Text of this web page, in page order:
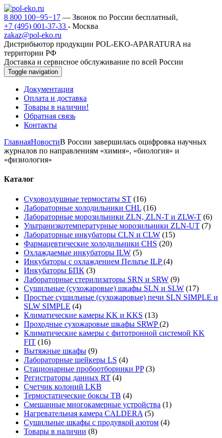
8 800 100−95−17 — Звонок по России бесплатный,
+7 (495) 001-37-33 - Москва
zakaz@pol-eko.ru
Дистрибьютор продукции POL-EKO-APARATURA на
территории РФ
Доставка и сервисное обслуживание по всей России
Toggle navigation
Документация
Оплата и доставка
Товары в наличии!
Обратная связь
Контакты
ГлавнаяНовостиВ России завершилась оцифровка научных
журналов по направлениям «химия», «биология» и
«физиология»
Каталог
Суховоздушные термостаты ST (16)
Лабораторные холодильники CHL (16)
Лабораторные морозильники ZLN, ZLN-T и ZLW-T (6)
Ультранизкотемпературные морозильники ZLN-UT (7)
Лабораторные инкубаторы CLN и CLW (15)
Фармацевтические холодильники CHS (20)
Охлаждаемые инкубаторы ILW (5)
Инкубаторы с охлаждением Пельтье ILP(4)
Инкубаторы БПК (3)
Лабораторные стерилизаторы SRN и SRW (9)
Сушильные (сухожаровые) шкафы SLN и SLW (17)
Простые сушильные (сухожаровые) печи SLN SIMPLE и
SLW SIMPLE (4)
Климатические камеры KK и KKS (13)
Проходные сухожаровые шкафы SRWP(2)
Климатические камеры с фитотронной системой KK
FIT (16)
Вытяжные шкафы (9)
Лабораторные шейкеры LS (4)
Стационарные пробоотборники PP (3)
Регистраторы данных RT (4)
Счетчик колоний LKB
Термостатические боксы TB (4)
Смешанные многокамерные устройства (1)
Нагревательная камера CALDERA (5)
Сушильные шкафы с продувкой азотом (4)
Товары в наличии (8)